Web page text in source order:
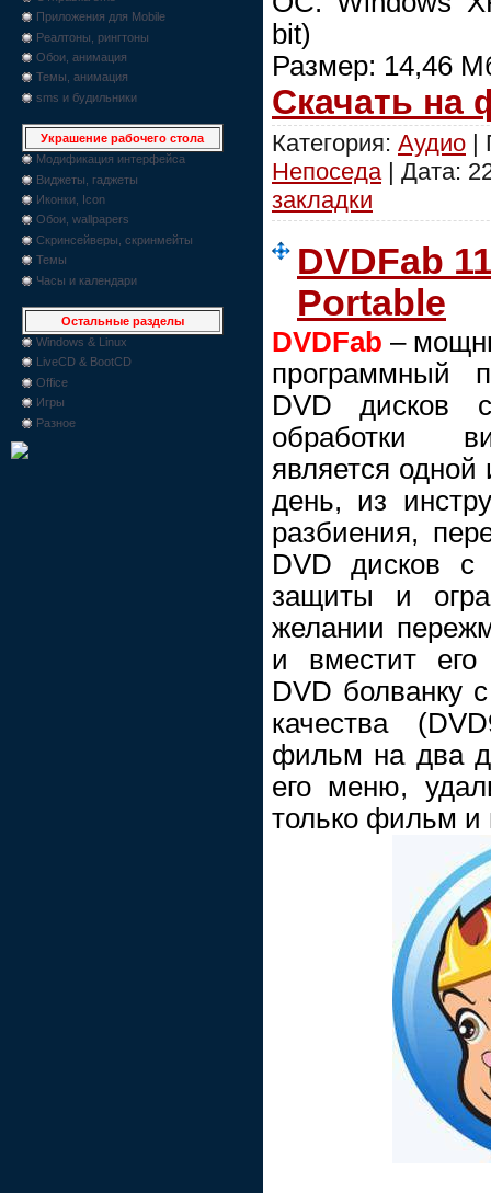
Приложения для Mobile
Реалтоны, рингтоны
Обои, анимация
Темы, анимация
sms и будильники
Украшение рабочего стола
Модификация интерфейса
Виджеты, гаджеты
Иконки, Icon
Обои, wallpapers
Скринсейверы, скринмейты
Темы
Часы и календари
Остальные разделы
Windows & Linux
LiveCD & BootCD
Office
Игры
Разное
bit)
Размер: 14,46
Скачать на
Категория: Аудио |
Непоседа | Дата:
закладки
DVDFab
Portable
DVDFab –
программный
DVD дисков
обработки
является
день, из
разбиения,
DVD дисков
защиты и
желании
и вместит
DVD болванку
качества
фильм на два
его меню,
только фильм и